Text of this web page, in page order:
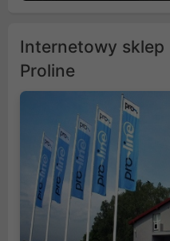
Internetowy
Proline